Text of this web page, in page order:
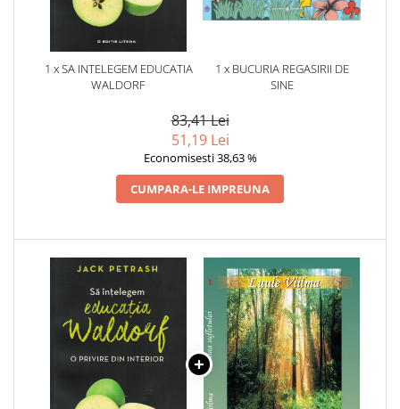
1 x SA INTELEGEM EDUCATIA
WALDORF
1 x BUCURIA REGASIRII DE
SINE
83,41 Lei
51,19 Lei
Economisesti 38,63 %
CUMPARA-LE IMPREUNA